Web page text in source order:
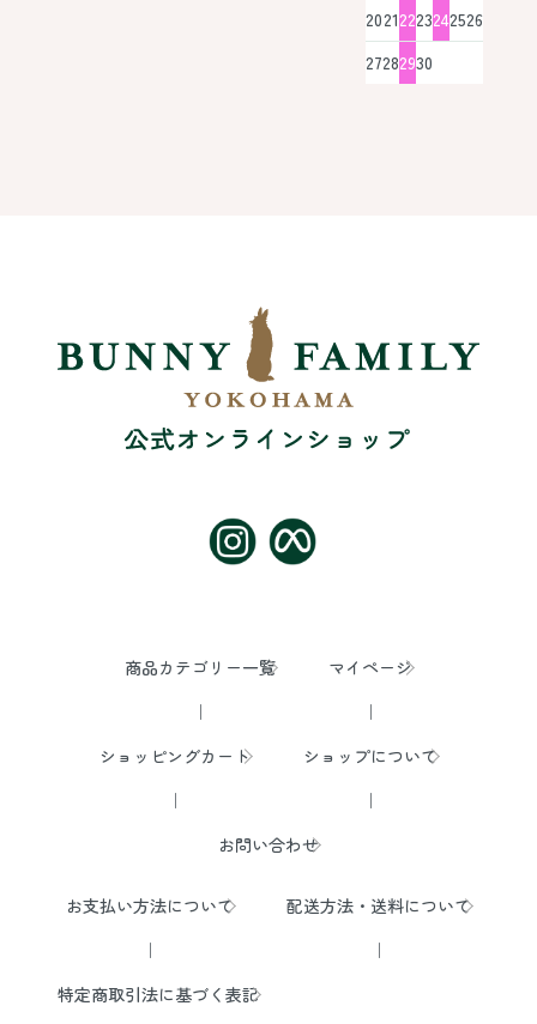
20212223242526
27282930
商品カテゴリー一覧 マイページ
ショッピングカート ショップについて
お問い合わせ
お支払い方法について 配送方法・送料について
特定商取引法に基づく表記